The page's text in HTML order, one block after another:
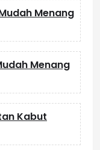
Menang
Menang
Kabut